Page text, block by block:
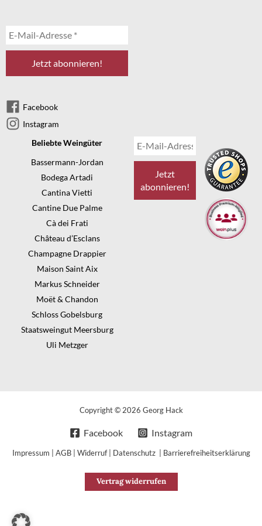
Facebook
Instagram
Beliebte Weingüter
Bassermann-Jordan
Bodega Artadi
Cantina Vietti
Cantine Due Palme
Cà dei Frati
Château d’Esclans
Champagne Drappier
Maison Saint Aix
Markus Schneider
Moët & Chandon
Schloss Gobelsburg
Staatsweingut Meersburg
Uli Metzger
Copyright © 2026 Georg Hack
Facebook Instagram
Impressum AGB| Widerruf| Datenschutz Barrierefreiheitserklärung
Vertrag widerrufen